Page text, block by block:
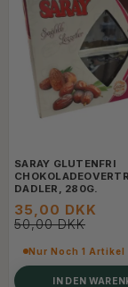
SARAY GLUTENFRI
DADLER, 280G.
35,00 DKK
50,00 DKK
Nur Noch 1 Artikel
IN DEN